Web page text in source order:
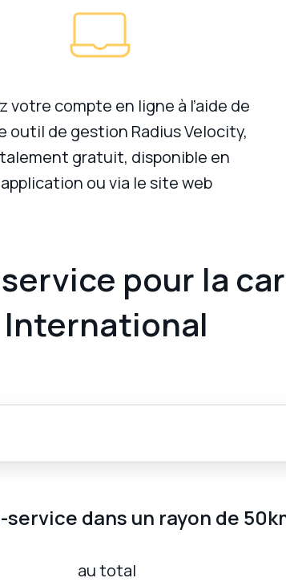
votre compte en ligne à l’aide de
outil de gestion Radius Velocity,
gratuit, disponible en
application ou via le site web
pour la
International
dans un rayon de
au total